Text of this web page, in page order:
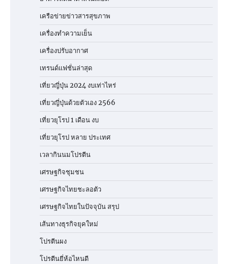
เครือข่ายข่าวสารสุขภาพ
เครื่องทำความเย็น
เครื่องปรับอากาศ
เทรนด์แฟชั่นล่าสุด
เที่ยวญี่ปุ่น 2024 งบเท่าไหร่
เที่ยวญี่ปุ่นด้วยตัวเอง 2566
เที่ยวยุโรป 1 เดือน งบ
เที่ยวยุโรป หลาย ประเทศ
เวลากินนมโปรตีน
เศรษฐกิจชุมชน
เศรษฐกิจไทยชะลอตัว
เศรษฐกิจไทยในปัจจุบัน สรุป
เส้นทางธุรกิจยุคใหม่
โปรตีนผง
โปรตีนยี่ห้อไหนดี